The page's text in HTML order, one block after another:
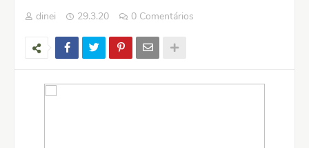
dinei 29.3.20 0 Comentários